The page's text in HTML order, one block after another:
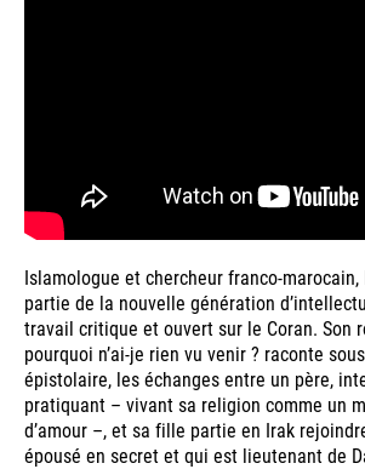
Islamologue et chercheur franco-
partie de la nouvelle génération
travail critique et ouvert sur le Coran. Son
pourquoi n’ai-je rien vu venir ? raconte
épistolaire, les échanges entre un père,
pratiquant – vivant sa religion comme un
d’amour –, et sa fille partie en Irak
épousé en secret et qui est lieutenant de